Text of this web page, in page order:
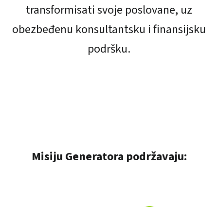
transformisati svoje poslovane, uz
obezbeđenu konsultantsku i finansijsku
podršku.
Misiju Generatora podržavaju: